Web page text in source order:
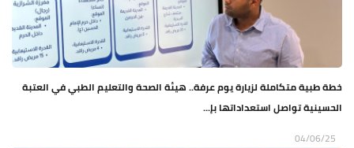
خطة طبية متكاملة لزيارة يوم عرفة.. هيئة الصحة والتعليم الطبي في العتبة
الحسينية تواصل استعداداتها بإ...
04/06/25